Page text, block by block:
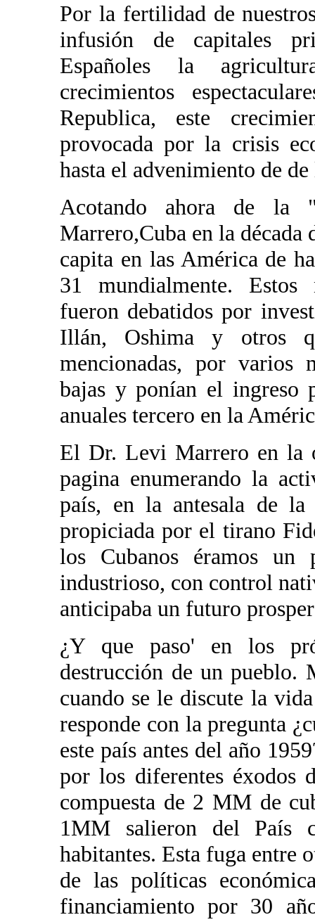
Por la fertilidad de
infusión de capitales
Españoles la
crecimientos
Republica, este
provocada por la crisis
hasta el advenimiento de
Acotando ahora de la
Marrero,Cuba en la
capita en las América de
31 mundialmente. Estos
fueron debatidos por
Illán, Oshima y otros
mencionadas, por varios
bajas y ponían el ingreso
anuales tercero en la
El Dr. Levi Marrero en la
pagina enumerando la
país, en la antesala de
propiciada por el tirano
los Cubanos éramos un
industrioso, con control
anticipaba un futuro
¿Y que paso' en los
destrucción de un pueblo.
cuando se le discute la
responde con la pregunta
este país antes del año
por los diferentes éxodos
compuesta de 2 MM de
1MM salieron del País
habitantes. Esta fuga entre
de las políticas
financiamiento por 30